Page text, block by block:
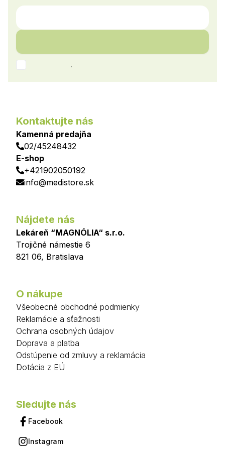
.
Kontaktujte nás
Kamenná predajňa
02/45248432
E-shop
+421902050192
info@medistore.sk
Nájdete nás
Lekáreň “MAGNÓLIA“ s.r.o.
Trojičné námestie 6
821 06, Bratislava
O nákupe
Všeobecné obchodné podmienky
Reklamácie a sťažnosti
Ochrana osobných údajov
Doprava a platba
Odstúpenie od zmluvy a reklamácia
Dotácia z EÚ
Sledujte nás
Facebook
Instagram